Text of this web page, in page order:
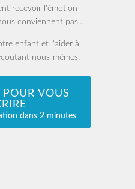
recevoir l'émotion
conviennent pas...
enfant et l'aider à
nous-mêmes.
VOUS
dans 2 minutes